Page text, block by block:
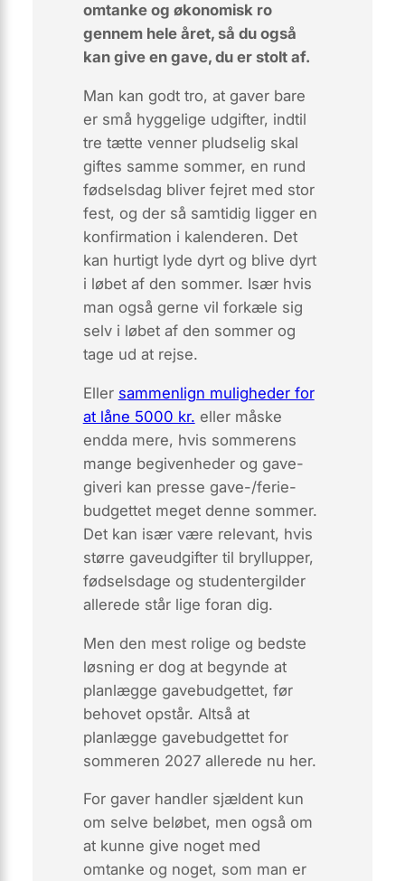
omtanke og økonomisk ro
gennem hele året, så du også
kan give en gave, du er stolt af.
Man kan godt tro, at gaver bare
er små hyggelige udgifter, indtil
tre tætte venner pludselig skal
giftes samme sommer, en rund
fødselsdag bliver fejret med stor
fest, og der så samtidig ligger en
konfirmation i kalenderen. Det
kan hurtigt lyde dyrt og blive dyrt
i løbet af den sommer. Især hvis
man også gerne vil forkæle sig
selv i løbet af den sommer og
tage ud at rejse.
Eller sammenlign muligheder for
at låne 5000 kr. eller måske
endda mere, hvis sommerens
mange begivenheder og gave-
giveri kan presse gave-/ferie-
budgettet meget denne sommer.
Det kan især være relevant, hvis
større gaveudgifter til bryllupper,
fødselsdage og studentergilder
allerede står lige foran dig.
Men den mest rolige og bedste
løsning er dog at begynde at
planlægge gavebudgettet, før
behovet opstår. Altså at
planlægge gavebudgettet for
sommeren 2027 allerede nu her.
For gaver handler sjældent kun
om selve beløbet, men også om
at kunne give noget med
omtanke og noget, som man er